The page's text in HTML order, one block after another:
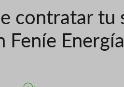
contratar tu
Feníe Energía